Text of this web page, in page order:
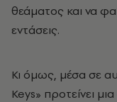
θεάματος και να
εντάσεις.
Κι όμως, μέσα σε
Keys» προτείνει